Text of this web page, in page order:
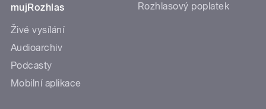
mujRozhlas
Živé vysílání
Audioarchiv
Podcasty
Mobilní aplikace
Rozhlasový poplatek